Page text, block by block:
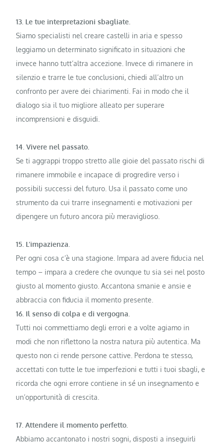
13. Le tue interpretazioni sbagliate.
Siamo specialisti nel creare castelli in aria e spesso
leggiamo un determinato significato in situazioni che
invece hanno tutt’altra accezione. Invece di rimanere in
silenzio e trarre le tue conclusioni, chiedi all’altro un
confronto per avere dei chiarimenti. Fai in modo che il
dialogo sia il tuo migliore alleato per superare
incomprensioni e disguidi.
14. Vivere nel passato.
Se ti aggrappi troppo stretto alle gioie del passato rischi di
rimanere immobile e incapace di progredire verso i
possibili successi del futuro. Usa il passato come uno
strumento da cui trarre insegnamenti e motivazioni per
dipengere un futuro ancora più meraviglioso.
15. L’impazienza.
Per ogni cosa c’è una stagione. Impara ad avere fiducia nel
tempo – impara a credere che ovunque tu sia sei nel posto
giusto al momento giusto. Accantona smanie e ansie e
abbraccia con fiducia il momento presente.
16. Il senso di colpa e di vergogna.
Tutti noi commettiamo degli errori e a volte agiamo in
modi che non riflettono la nostra natura più autentica. Ma
questo non ci rende persone cattive. Perdona te stesso,
accettati con tutte le tue imperfezioni e tutti i tuoi sbagli, e
ricorda che ogni errore contiene in sé un insegnamento e
un’opportunità di crescita.
17. Attendere il momento perfetto.
Abbiamo accantonato i nostri sogni, disposti a inseguirli